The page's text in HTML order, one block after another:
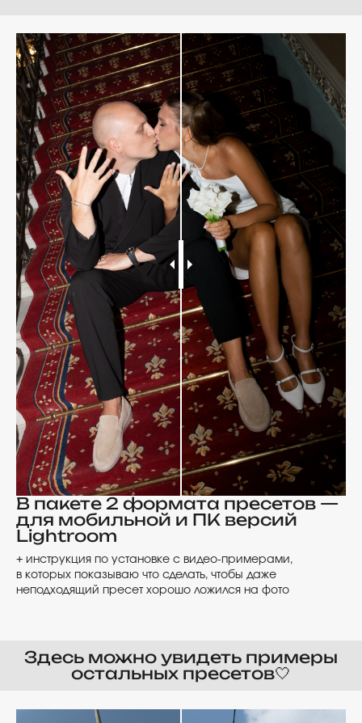
В пакете 2 формата пресетов —
для мобильной и ПК версий
Lightroom
+ инструкция по установке с видео-примерами,
в которых показываю что сделать, чтобы даже
неподходящий пресет хорошо ложился на фото
Здесь можно увидеть примеры
остальных пресетов🤍